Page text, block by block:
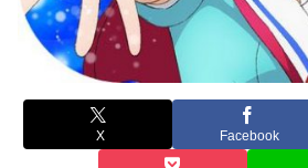
X Facebook